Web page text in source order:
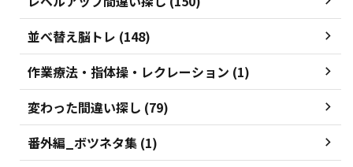
並べ替え脳トレ (148)
作業療法・指体操・レクレーション (1)
変わった間違い探し (79)
番外編_ボツネタ集 (1)